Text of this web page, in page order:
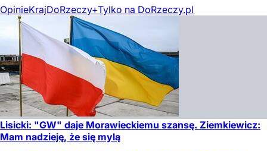
OpinieKrajDoRzeczy+Tylko na DoRzeczy.pl
Lisicki: "GW" daje Morawieckiemu szansę. Ziemkiewicz:
Mam nadzieję, że się mylą